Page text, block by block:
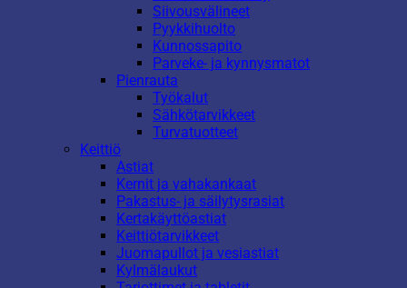
Siivousvälineet
Pyykkihuolto
Kunnossapito
Parveke- ja kynnysmatot
Pienrauta
Työkalut
Sähkötarvikkeet
Turvatuotteet
Keittiö
Astiat
Kernit ja vahakankaat
Pakastus- ja säilytysrasiat
Kertakäyttöastiat
Keittiötarvikkeet
Juomapullot ja vesiastiat
Kylmälaukut